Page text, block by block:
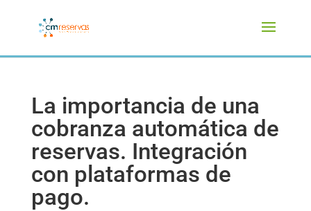
La importancia de una
cobranza automática de
reservas. Integración
con plataformas de
pago.